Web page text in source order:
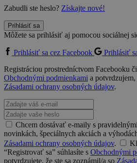
Zabudli ste heslo? Získajte nové!
Prihlásiť sa
Môžete sa prihlásiť aj pomocou sociálnej
Prihlásiť sa cez Facebook
Prihlásiť
Registráciou prostredníctvom Facebooku
Obchodnými podmienkami a potvrdzujem,
Zásadami ochrany osobných údajov.
Chcem dostávať e-maily s
novinkách, špeciálnych akciách a
Zásadami ochrany osobných údajov.
“Registrovať sa” súhlasíte s Obchodnými
potvrdzujete, že ste sa zoznámil/a so